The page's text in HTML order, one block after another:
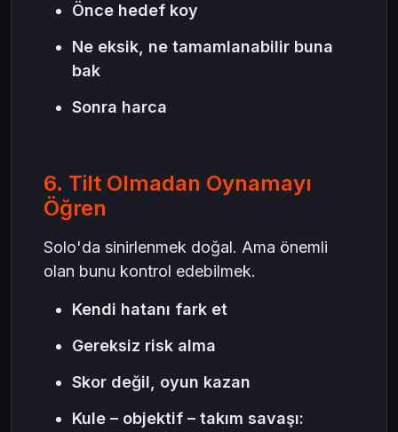
Önce hedef koy
Ne eksik, ne tamamlanabilir buna
bak
Sonra harca
6. Tilt Olmadan Oynamayı
Öğren
Solo'da sinirlenmek doğal. Ama önemli
olan bunu kontrol edebilmek.
Kendi hatanı fark et
Gereksiz risk alma
Skor değil, oyun kazan
Kule – objektif – takım savaşı: